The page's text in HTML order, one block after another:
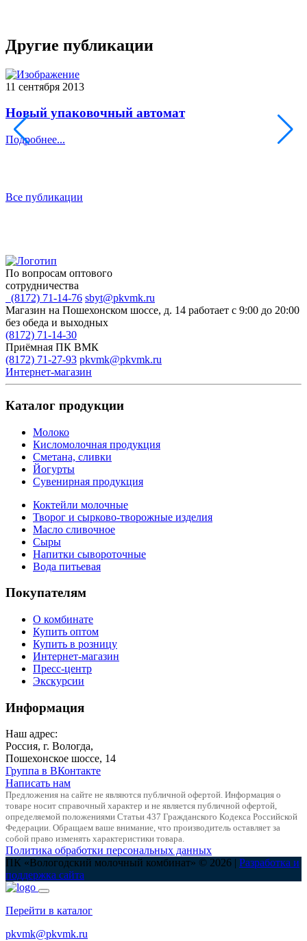
Другие публикации
11 сентября 2013
Новый упаковочный автомат
Подробнее...
Все публикации
По вопросам оптового
сотрудничества
(8172) 71-14-76 sbyt@pkvmk.ru
Магазин на Пошехонском шоссе, д. 14 работает с 9:00 до 20:00
без обеда и выходных
(8172) 71-14-30
Приёмная ПК ВМК
(8172) 71-27-93 pkvmk@pkvmk.ru
Интернет-магазин
Каталог продукции
Молоко
Кисломолочная продукция
Сметана, сливки
Йогурты
Сувенирная продукция
Коктейли молочные
Творог и сырково-творожные изделия
Масло сливочное
Сыры
Напитки сывороточные
Вода питьевая
Покупателям
О комбинате
Купить оптом
Купить в розницу
Интернет-магазин
Пресс-центр
Экскурсии
Информация
Наш адрес:
Россия, г. Вологда,
Пошехонское шоссе, 14
Группа в ВКонтакте
Написать нам
Предложения на сайте не являются публичной офертой. Информация о
товаре носит справочный характер и не является публичной офертой,
определяемой положениями Статьи 437 Гражданского Кодекса Российской
Федерации. Обращаем ваше внимание, что производитель оставляет за
собой право изменять характеристики товара.
Политика обработки персональных данных
ПК «Вологодский молочный комбинат» © 2026 | Разработка и
поддержка сайта
Перейти в каталог
pkvmk@pkvmk.ru